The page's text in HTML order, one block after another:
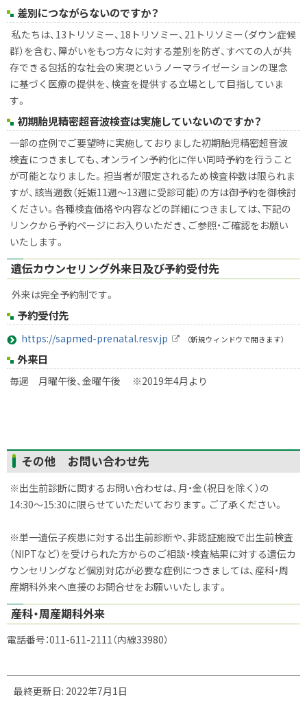
差別につながらないのですか？
私たちは、13トリソミー、18トリソミー、21トリソミー（ダウン症候
群）を含む、障がいをもつ方々に対する差別を防ぎ、すべての人が共
存できる包括的な社会の実現というノーマライゼーションの理念
に基づく医療の提供を、検査を提供する立場として目指していま
す。
初期胎児精密超音波検査は実施していないのですか？
一部の症例でご要望時に実施しておりました初期胎児精密超音波
検査につきましても、オンライン予約化に伴い同時予約を行うこと
が可能となりました。担当者が限定されるため検査枠数は限られま
すが、該当週数（妊娠11週〜13週に受診可能）の方は御予約を御検討
ください。各種検査価格や内容などの詳細につきましては、下記の
リンクから予約ページにお入りいただき、ご参照・ご確認をお願い
いたします。
遺伝カウンセリング外来日及び予約受付先
外来は完全予約制です。
予約受付先
https://sapmed-prenatal.resv.jp
サ
イ
（新規ウィンドウで開きます）
外来日
毎週 月曜午後、金曜午後 ※2019年4月より
ト
ッ
プ
に
る
その他 お問い合わせ先
※出生前診断に関するお問い合わせは、月・金（祝日を除く）の
14:30〜15:30に限らせていただいております。ご了承ください。
※単一遺伝子疾患に対する出生前診断や、非認証施設で出生前検査
（NIPTなど）を受けられた方からのご相談・検査結果に対する遺伝カ
ウンセリングなど個別対応が必要な症例につきましては、産科・周
産期科外来へ直接のお問合せをお願いいたします。
産科・周産期科外来
電話番号：011-611-2111（内線33980）
ッ
最終更新日: 2022年7月1日